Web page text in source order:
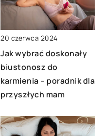
20 czerwca 2024
Jak wybrać doskonały
biustonosz do
karmienia – poradnik dla
przyszłych mam